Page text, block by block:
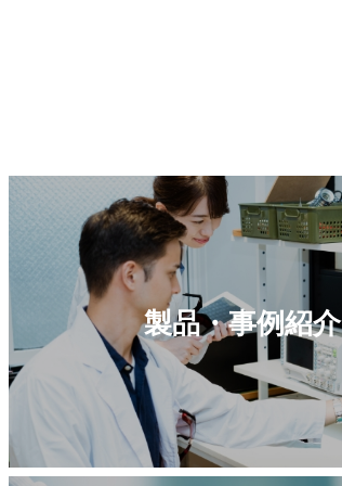
製品・事例紹介